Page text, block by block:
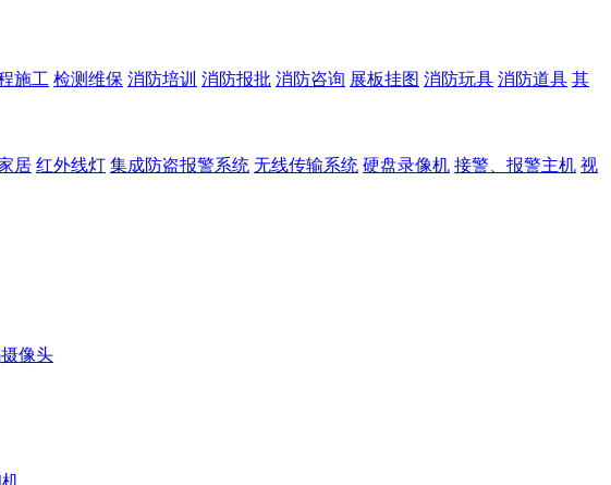
施工 检测维保 消防培训 消防报批 消防咨询 展板挂图 消防玩具 消防道具 其
居 红外线灯 集成防盗报警系统 无线传输系统 硬盘录像机 接警、报警主机 视
像头